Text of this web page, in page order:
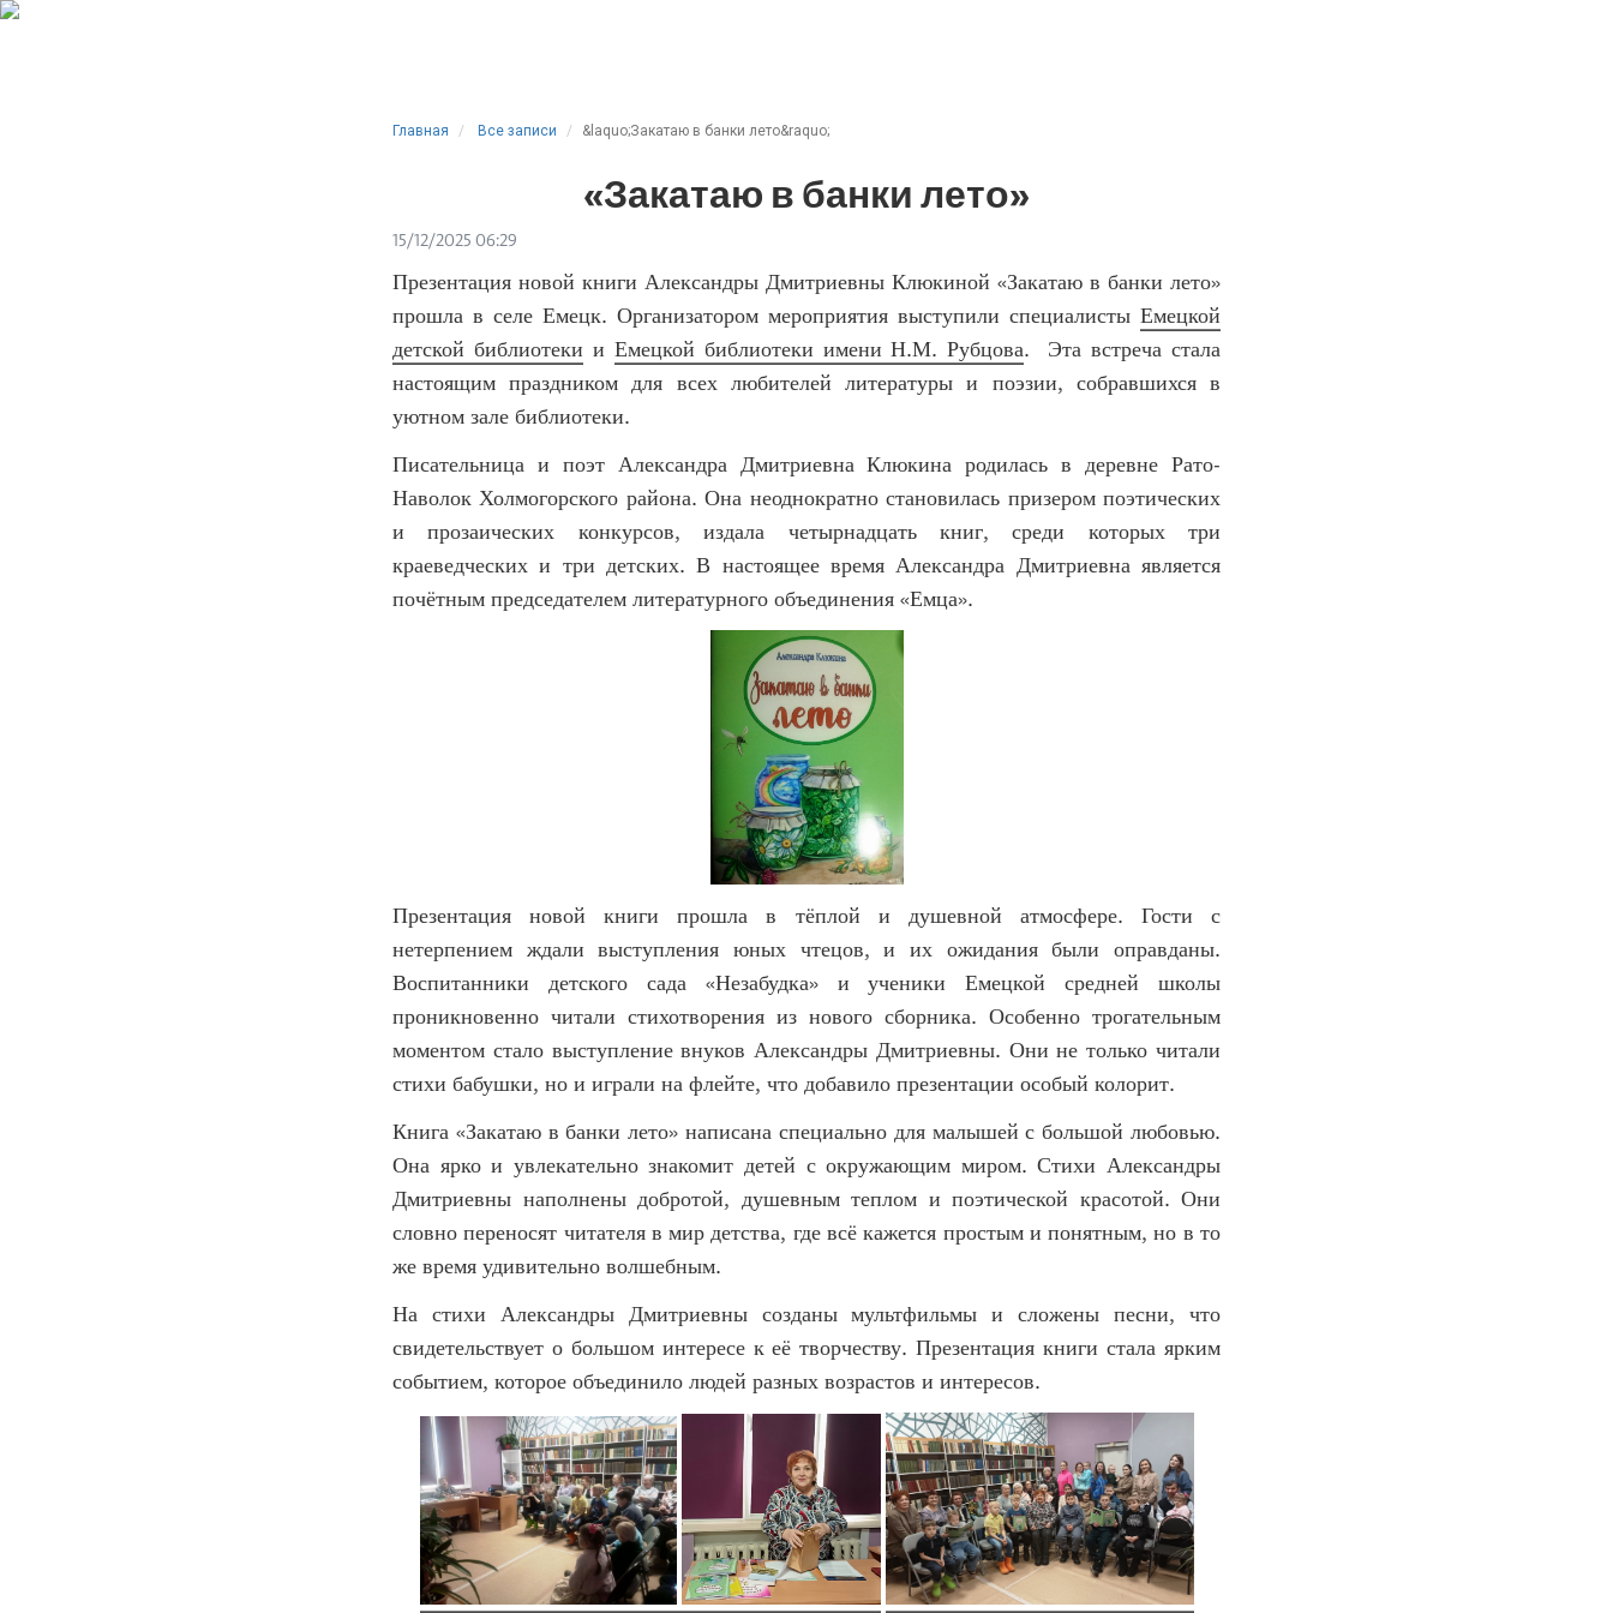
Главная Все записи &laquo;Закатаю в банки лето&raquo;
«Закатаю в банки лето»
15/12/2025 06:29
Презентация новой книги Александры Дмитриевны Клюкиной «Закатаю в банки лето»
прошла в селе Емецк. Организатором мероприятия выступили специалисты Емецкой
детской библиотеки и Емецкой библиотеки имени Н.М. Рубцова. Эта встреча стала
настоящим праздником для всех любителей литературы и поэзии, собравшихся в
уютном зале библиотеки.
Писательница и поэт Александра Дмитриевна Клюкина родилась в деревне Рато-
Наволок Холмогорского района. Она неоднократно становилась призером поэтических
и прозаических конкурсов, издала четырнадцать книг, среди которых три
краеведческих и три детских. В настоящее время Александра Дмитриевна является
почётным председателем литературного объединения «Емца».
Презентация новой книги прошла в тёплой и душевной атмосфере. Гости с
нетерпением ждали выступления юных чтецов, и их ожидания были оправданы.
Воспитанники детского сада «Незабудка» и ученики Емецкой средней школы
проникновенно читали стихотворения из нового сборника. Особенно трогательным
моментом стало выступление внуков Александры Дмитриевны. Они не только читали
стихи бабушки, но и играли на флейте, что добавило презентации особый колорит.
Книга «Закатаю в банки лето» написана специально для малышей с большой любовью.
Она ярко и увлекательно знакомит детей с окружающим миром. Стихи Александры
Дмитриевны наполнены добротой, душевным теплом и поэтической красотой. Они
словно переносят читателя в мир детства, где всё кажется простым и понятным, но в то
же время удивительно волшебным.
На стихи Александры Дмитриевны созданы мультфильмы и сложены песни, что
свидетельствует о большом интересе к её творчеству. Презентация книги стала ярким
событием, которое объединило людей разных возрастов и интересов.